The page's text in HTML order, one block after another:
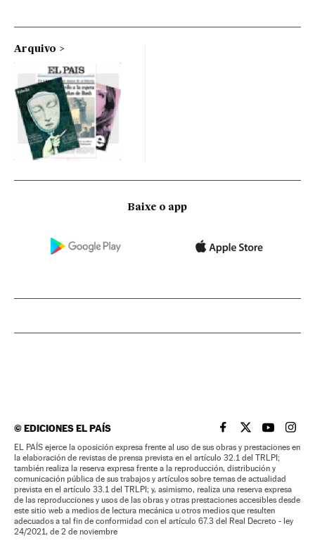
Arquivo
Baixe o app
©EDICIONES EL PAÍS EL PAÍS BRASIL EN
EL PAÍSEL PAÍS
EL
EL PAÍS ejerce la oposición expresa frente al uso de sus obras y prestaciones en
la elaboración de revistas de prensa prevista en el artículo 32.1 del TRLPI;
también realiza la reserva expresa frente a la reproducción, distribución y
comunicación pública de sus trabajos y artículos sobre temas de actualidad
prevista en el artículo 33.1 del TRLPI; y, asimismo, realiza una reserva expresa
de las reproducciones y usos de las obras y otras prestaciones accesibles desde
este sitio web a medios de lectura mecánica u otros medios que resulten
adecuados a tal fin de conformidad con el artículo 67.3 del Real Decreto - ley
24/2021, de 2 de noviembre